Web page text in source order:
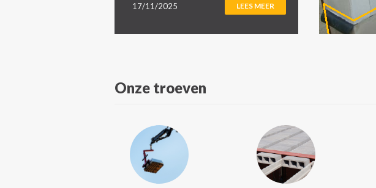
17/11/2025 LEES MEER
Onze troeven